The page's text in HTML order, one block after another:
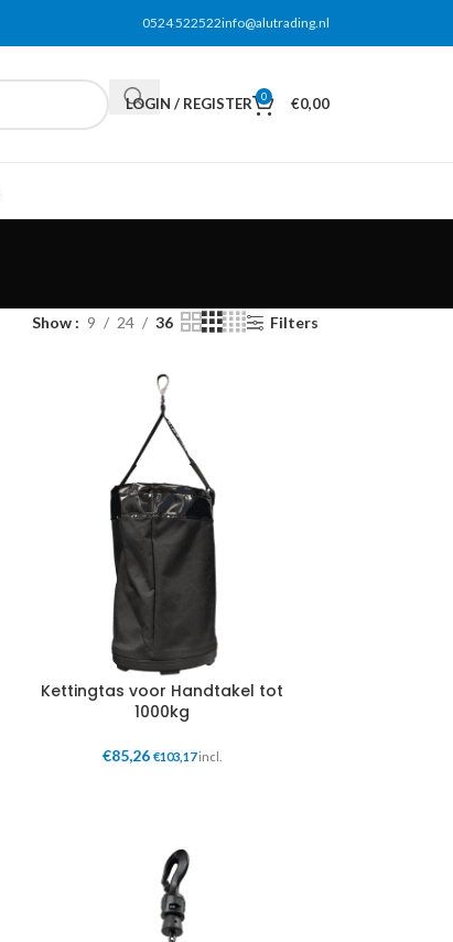
0524 522522info@alutrading.nl
LOGIN / REGISTER 0 €0,00
Show 9 24 36 Filters
Kettingtas voor Handtakel tot
1000kg
€85,26 €103,17incl.